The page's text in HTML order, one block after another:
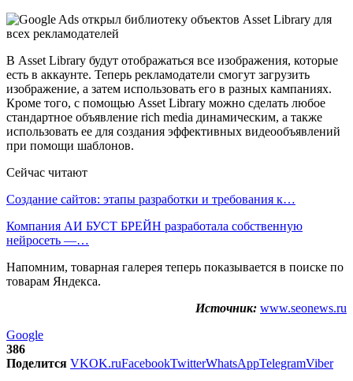
В Asset Library будут отображаться все изображения, которые
есть в аккаунте. Теперь рекламодатели смогут загрузить
изображение, а затем использовать его в разных кампаниях.
Кроме того, с помощью Asset Library можно сделать любое
стандартное объявление rich media динамическим, а также
использовать ее для создания эффективных видеообъявлений
при помощи шаблонов.
Сейчас читают
Создание сайтов: этапы разработки и требования к…
Компания АИ БУСТ БРЕЙН разработала собственную
нейросеть —…
Напомним, товарная галерея теперь показывается в поиске по
товарам Яндекса.
Источник: www.seonews.ru
Google
386
Поделится VKOK.ruFacebookTwitterWhatsAppTelegramViber